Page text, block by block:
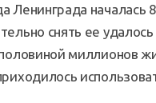
Ленинграда началась
снять ее
половиной миллионов